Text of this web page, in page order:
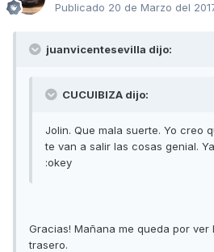
Publicado 20 de Marzo del
juanvicentesevilla dijo:
CUCUIBIZA dijo:
Jolin. Que mala suerte. Yo creo
te van a salir las cosas genial.
:okey
Gracias! Mañana me queda por ver
trasero.